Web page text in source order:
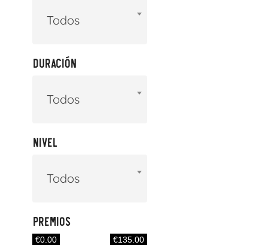
Todos
Duración
Todos
Nivel
Todos
Premios
€0.00 €135.00